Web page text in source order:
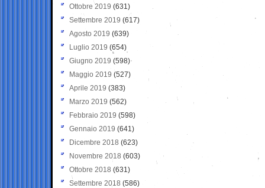
Ottobre 2019 (631)
Settembre 2019 (617)
Agosto 2019 (639)
Luglio 2019 (654)
Giugno 2019 (598)
Maggio 2019 (527)
Aprile 2019 (383)
Marzo 2019 (562)
Febbraio 2019 (598)
Gennaio 2019 (641)
Dicembre 2018 (623)
Novembre 2018 (603)
Ottobre 2018 (631)
Settembre 2018 (586)